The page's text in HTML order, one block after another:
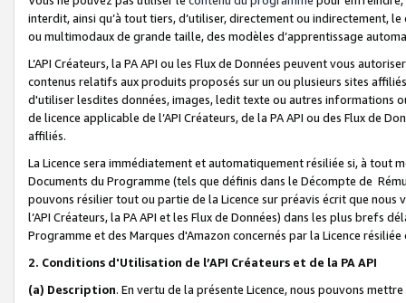
interdit, ainsi qu’à tout tiers, d’utiliser, directement ou indirectement,
ou multimodaux de grande taille, des modèles d’apprentissage
L’API Créateurs, la PA API ou les Flux de Données peuvent vous
contenus relatifs aux produits proposés sur un ou plusieurs sites
d'utiliser lesdites données, images, ledit texte ou autres informations
de licence applicable de l’API Créateurs, de la PA API ou des Flux de
affiliés.
La Licence sera immédiatement et automatiquement résiliée si, à
Documents du Programme (tels que définis dans le Décompte de
pouvons résilier tout ou partie de la Licence sur préavis écrit que
l’API Créateurs, la PA API et les Flux de Données) dans les plus
Programme et des Marques d'Amazon concernés par la Licence
2. Conditions d'Utilisation de l’API Créateurs et de la PA API
(a) Description. En vertu de la présente Licence, nous pouvons